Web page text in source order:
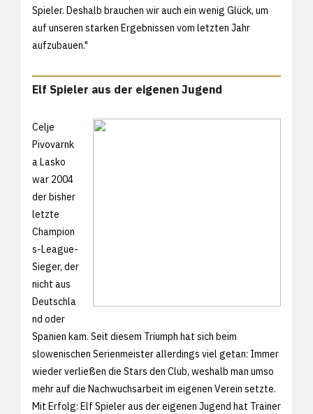
Spieler. Deshalb brauchen wir auch ein wenig Glück, um
auf unseren starken Ergebnissen vom letzten Jahr
aufzubauen."
Elf Spieler aus der eigenen Jugend
Celje
Pivovarnk
a Lasko
war 2004
der bisher
letzte
Champion
s-League-
Sieger, der
nicht aus
Deutschla
nd oder
Spanien kam. Seit diesem Triumph hat sich beim
slowenischen Serienmeister allerdings viel getan: Immer
wieder verließen die Stars den Club, weshalb man umso
mehr auf die Nachwuchsarbeit im eigenen Verein setzte.
Mit Erfolg: Elf Spieler aus der eigenen Jugend hat Trainer